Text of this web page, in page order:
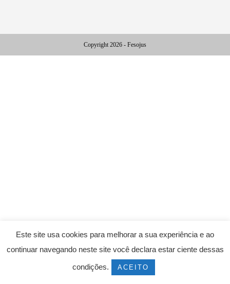
Copyright 2026 - Fesojus
Este site usa cookies para melhorar a sua experiência e ao
continuar navegando neste site você declara estar ciente dessas
condições.
ACEITO